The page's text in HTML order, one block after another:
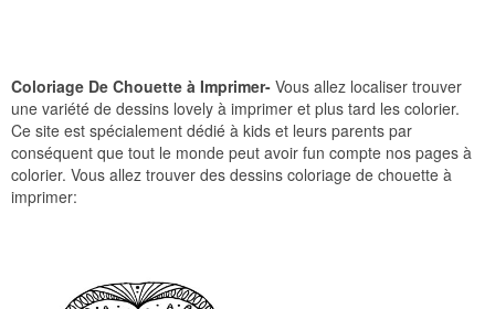
Coloriage De Chouette à Imprimer- Vous allez localiser trouver
une variété de dessins lovely à imprimer et plus tard les colorier.
Ce site est spécialement dédié à kids et leurs parents par
conséquent que tout le monde peut avoir fun compte nos pages à
colorier. Vous allez trouver des dessins coloriage de chouette à
imprimer: